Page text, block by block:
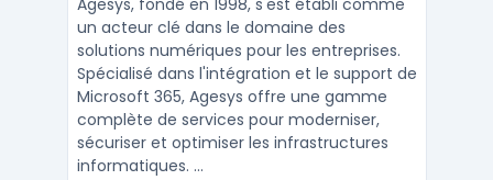
Agesys, fondé en 1998, s'est établi comme
un acteur clé dans le domaine des
solutions numériques pour les entreprises.
Spécialisé dans l'intégration et le support de
Microsoft 365, Agesys offre une gamme
complète de services pour moderniser,
sécuriser et optimiser les infrastructures
informatiques. ...